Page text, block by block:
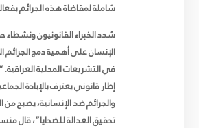
شاملة لمقاضاة هذه الجرائم
شدد الخبراء القانونيون
الإنسان على أهمية دمج الجرائم
في التشريعات المحلية
إطار قانوني يعترف بالإبادة
والجرائم ضد الإنسانية، يصبح
تحقيق العدالة للضحايا”، قال